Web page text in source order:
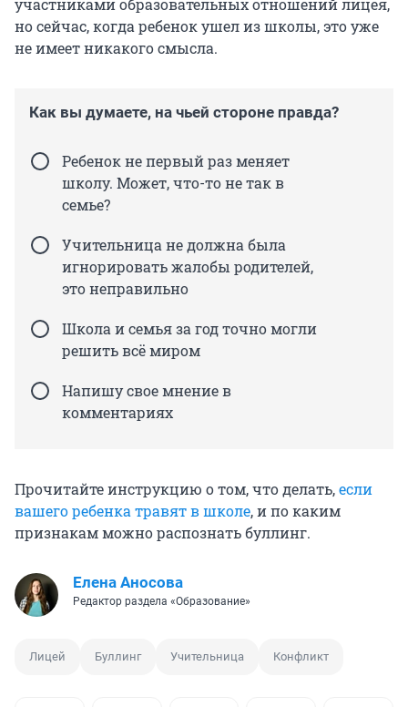
участниками образовательных отношений лицея,
но сейчас, когда ребенок ушел из школы, это уже
не имеет никакого смысла.
Как вы думаете, на чьей стороне правда?
Ребенок не первый раз меняет
школу. Может, что-то не так в
семье?
Учительница не должна была
игнорировать жалобы родителей,
это неправильно
Школа и семья за год точно могли
решить всё миром
Напишу свое мнение в
комментариях
Прочитайте инструкцию о том, что делать,если
вашего ребенка травят в школе, и по каким
признакам можно распознать буллинг.
Елена Аносова
Редактор раздела «Образование»
Лицей Буллинг Учительница Конфликт